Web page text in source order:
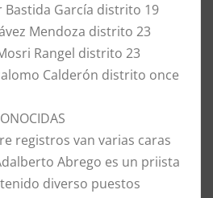
Bastida García distrito 19
Mendoza distrito 23
Rangel distrito 23
Calderón distrito once
registros van varias caras
Abrego es un priista
diverso puestos